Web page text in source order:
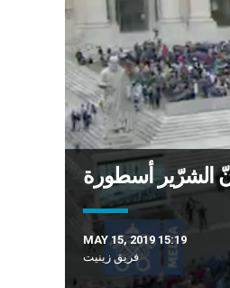
أنّ الشرّير أسطورة
MAY 15, 2019 15:19
فريق زينيت